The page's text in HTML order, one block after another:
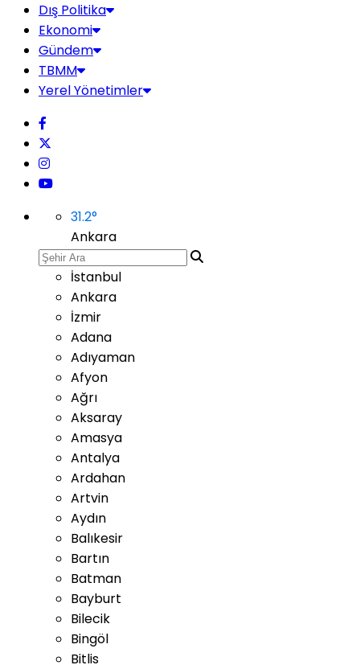
Dış Politika
Ekonomi
Gündem
TBMM
Yerel Yönetimler
31.2°
Ankara
İstanbul
Ankara
İzmir
Adana
Adıyaman
Afyon
Ağrı
Aksaray
Amasya
Antalya
Ardahan
Artvin
Aydın
Balıkesir
Bartın
Batman
Bayburt
Bilecik
Bingöl
Bitlis